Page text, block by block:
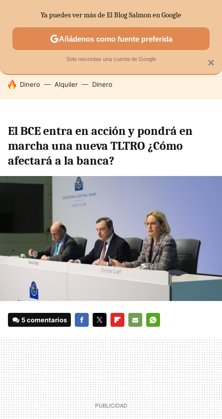
SECTORES ECONOMÍA DOMÉSTICA MERCADOS
HOY SE HABLA DE
Dinero Alquiler Dinero
El BCE entra en acción y pondrá en
marcha una nueva TLTRO ¿Cómo
afectará a la banca?
5 comentarios
MAIL
×
Ya puedes ver más de El Blog Salmon en Google
Añádenos como fuente preferida
Solo necesitas una cuenta de Google